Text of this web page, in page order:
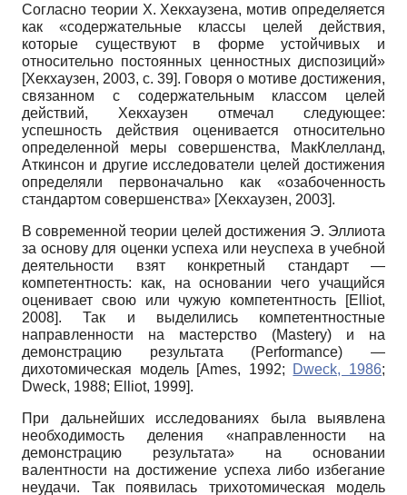
Согласно теории Х. Хекхаузена, мотив определяется
как «содержательные классы целей действия,
которые существуют в форме устойчивых и
относительно постоянных ценностных диспозиций»
[Хекхаузен, 2003, с. 39]. Говоря о мотиве достижения,
связанном с содержательным классом целей
действий, Хекхаузен отмечал следующее:
успешность действия оценивается относительно
определенной меры совершенства, МакКлелланд,
Аткинсон и другие исследователи целей достижения
определяли первоначально как «озабоченность
стандартом совершенства» [Хекхаузен, 2003].
В современной теории целей достижения Э. Эллиота
за основу для оценки успеха или неуспеха в учебной
деятельности взят конкретный стандарт —
компетентность: как, на основании чего учащийся
оценивает свою или чужую компетентность
[Elliot,
2008]. Так и выделились компетентностные
направленности на мастерство (Mastery) и на
демонстрацию результата (Performance)—
дихотомическая модель [Ames, 1992; Dweck, 1986;
Dweck, 1988; Elliot, 1999].
При дальнейших исследованиях была выявлена
необходимость деления «направленности на
демонстрацию результата» на основании
валентности на достижение успеха либо избегание
неудачи. Так появилась трихотомическая модель